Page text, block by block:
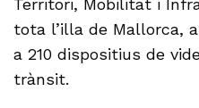
Territori, Mobilitat i
tota l’illa de Mallorca,
a 210 dispositius de
trànsit.